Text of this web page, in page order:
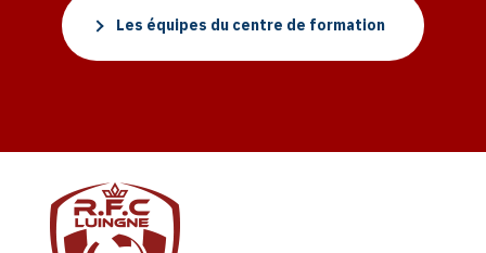
Les équipes du centre de formation